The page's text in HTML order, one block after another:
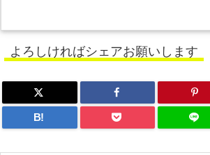
よろしければシェアお願いします
B!